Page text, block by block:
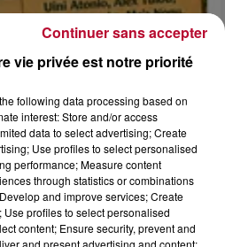
vie privée est notre priorité
following data processing based on
interest: Store and/or access
data to select advertising; Create
Use profiles to select personalised
performance; Measure content
through statistics or combinations
and improve services; Create
profiles to select personalised
content; Ensure security, prevent and
and present advertising and content;
Continuer sans accepter